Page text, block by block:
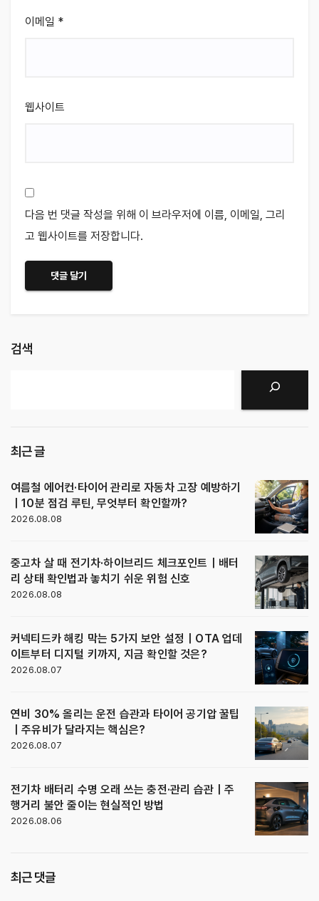
이메일 *
웹사이트
다음 번 댓글 작성을 위해 이 브라우저에 이름, 이메일, 그리
고 웹사이트를 저장합니다.
검색
최근 글
여름철 에어컨·타이어 관리로 자동차 고장 예방하기
｜10분 점검 루틴, 무엇부터 확인할까?
2026.08.08
중고차 살 때 전기차·하이브리드 체크포인트｜배터
리 상태 확인법과 놓치기 쉬운 위험 신호
2026.08.08
커넥티드카 해킹 막는 5가지 보안 설정｜OTA 업데
이트부터 디지털 키까지, 지금 확인할 것은?
2026.08.07
연비 30% 올리는 운전 습관과 타이어 공기압 꿀팁
｜주유비가 달라지는 핵심은?
2026.08.07
전기차 배터리 수명 오래 쓰는 충전·관리 습관｜주
행거리 불안 줄이는 현실적인 방법
2026.08.06
최근 댓글